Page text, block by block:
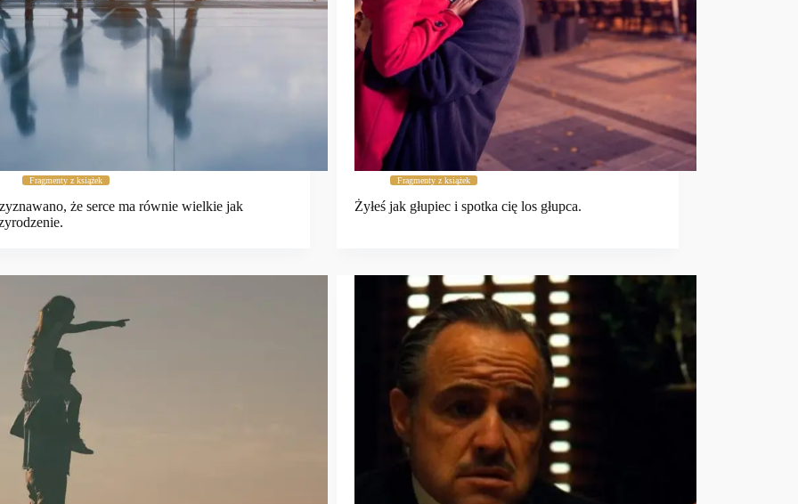
Fragmenty z książek
że serce ma równie wielkie jak
Fragmenty z książek
Żyłeś jak głupiec i spotka cię los głupca.